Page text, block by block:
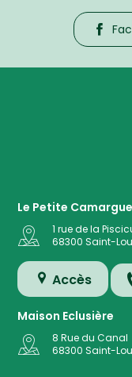
Le Petite
1 rue de la
68300 Saint-
Accès
Maison Eclusière
8 Rue du Canal
68300 Saint-